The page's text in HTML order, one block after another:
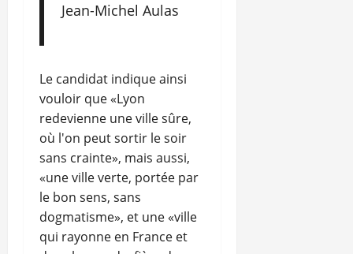
Jean-Michel Aulas
Le candidat indique ainsi
vouloir que «Lyon
redevienne une ville sûre,
où l'on peut sortir le soir
sans crainte», mais aussi,
«une ville verte, portée par
le bon sens, sans
dogmatisme», et une «ville
qui rayonne en France et